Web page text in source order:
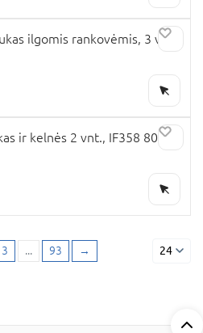
ilgomis rankovėmis, 3 vnt.,
ir kelnės 2 vnt., IF358 80
3 ... 93 → 24